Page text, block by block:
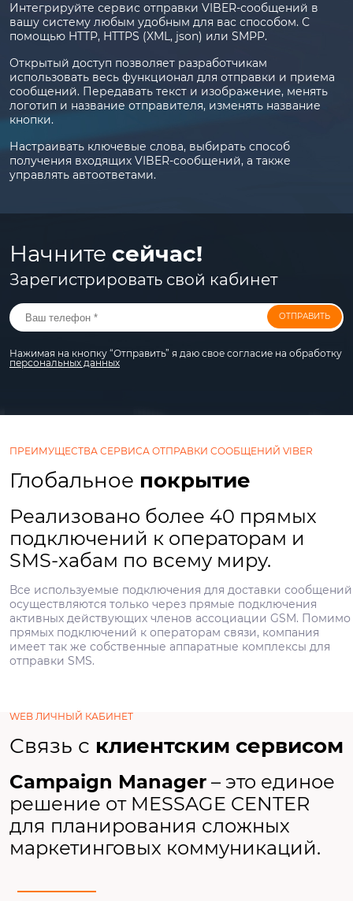
Интегрируйте сервис отправки VIBER-сообщений в
вашу систему любым удобным для вас способом. С
помощью HTTP, HTTPS (XML, json) или SMPP.
Открытый доступ позволяет разработчикам
использовать весь функционал для отправки и приема
сообщений. Передавать текст и изображение, менять
логотип и название отправителя, изменять название
кнопки.
Настраивать ключевые слова, выбирать способ
получения входящих VIBER-сообщений, а также
управлять автоответами.
Начните сейчас!
Зарегистрировать свой кабинет
ОТПРАВИТЬ
Нажимая на кнопку “Отправить” я даю свое согласие на обработку
персональных данных
ПРЕИМУЩЕСТВА СЕРВИСА ОТПРАВКИ СООБЩЕНИЙ VIBER
Глобальное покрытие
Реализовано более 40 прямых
подключений к операторам и
SMS-хабам по всему миру.
Все используемые подключения для доставки сообщений
осуществляются только через прямые подключения
активных действующих членов ассоциации GSM. Помимо
прямых подключений к операторам связи, компания
имеет так же собственные аппаратные комплексы для
отправки SMS.
WEB ЛИЧНЫЙ КАБИНЕТ
Связь с клиентским сервисом
Campaign Manager – это единое
решение от MESSAGE CENTER
для планирования сложных
маркетинговых коммуникаций.